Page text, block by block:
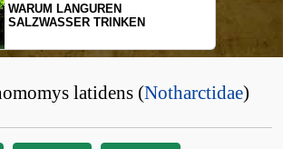
WARUM LANGUREN
SALZWASSER TRINKEN
latidens (Notharctidae)